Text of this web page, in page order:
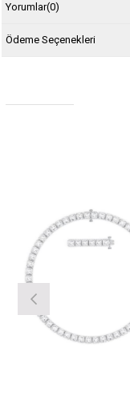
Yorumlar(0)
Ödeme Seçenekleri